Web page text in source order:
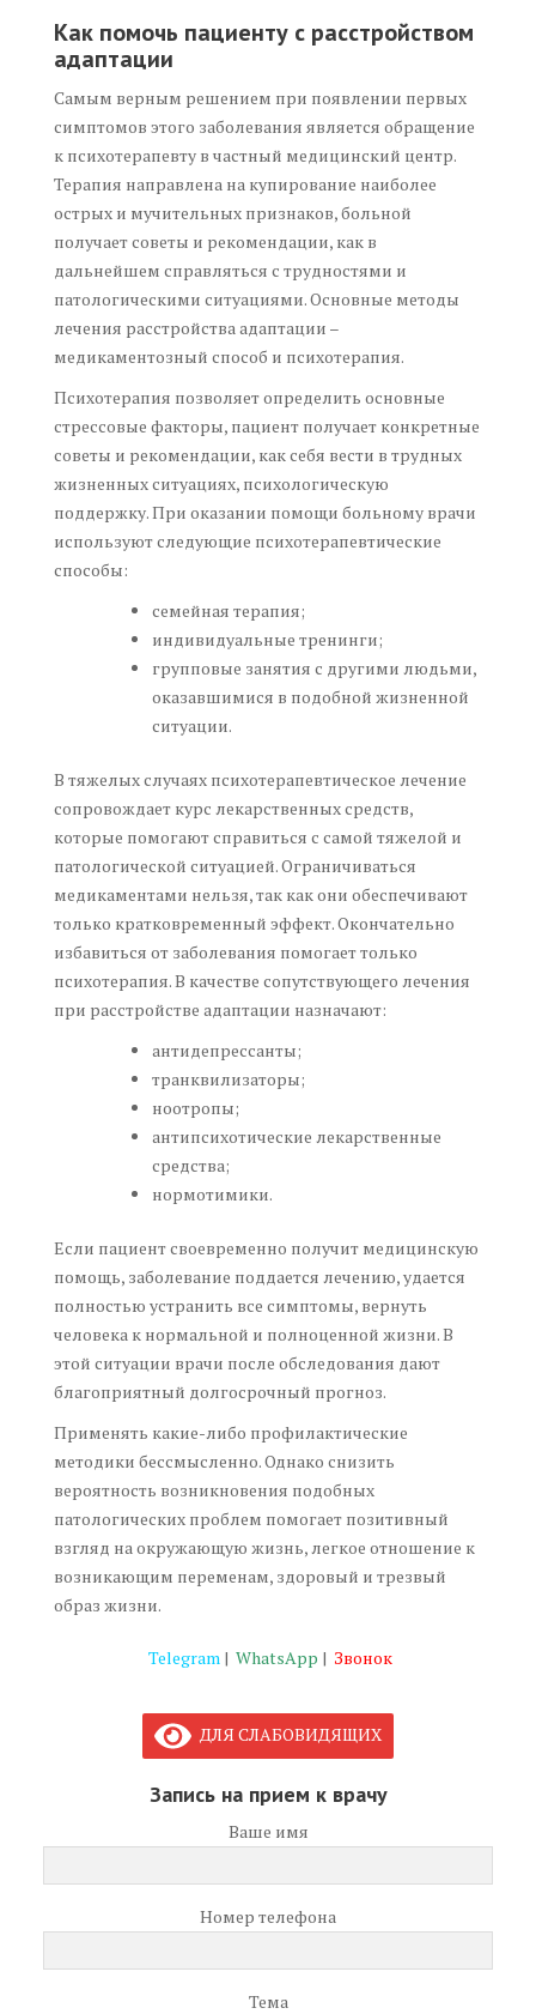
Как помочь пациенту с расстройством
адаптации
Самым верным решением при появлении первых
симптомов этого заболевания является обращение
к психотерапевту в частный медицинский центр.
Терапия направлена на купирование наиболее
острых и мучительных признаков, больной
получает советы и рекомендации, как в
дальнейшем справляться с трудностями и
патологическими ситуациями. Основные методы
лечения расстройства адаптации –
медикаментозный способ и психотерапия.
Психотерапия позволяет определить основные
стрессовые факторы, пациент получает конкретные
советы и рекомендации, как себя вести в трудных
жизненных ситуациях, психологическую
поддержку. При оказании помощи больному врачи
используют следующие психотерапевтические
способы:
семейная терапия;
индивидуальные тренинги;
групповые занятия с другими людьми,
оказавшимися в подобной жизненной
ситуации.
В тяжелых случаях психотерапевтическое лечение
сопровождает курс лекарственных средств,
которые помогают справиться с самой тяжелой и
патологической ситуацией. Ограничиваться
медикаментами нельзя, так как они обеспечивают
только кратковременный эффект. Окончательно
избавиться от заболевания помогает только
психотерапия. В качестве сопутствующего лечения
при расстройстве адаптации назначают:
антидепрессанты;
транквилизаторы;
ноотропы;
антипсихотические лекарственные
средства;
нормотимики.
Если пациент своевременно получит медицинскую
помощь, заболевание поддается лечению, удается
полностью устранить все симптомы, вернуть
человека к нормальной и полноценной жизни. В
этой ситуации врачи после обследования дают
благоприятный долгосрочный прогноз.
Применять какие-либо профилактические
методики бессмысленно. Однако снизить
вероятность возникновения подобных
патологических проблем помогает позитивный
взгляд на окружающую жизнь, легкое отношение к
возникающим переменам, здоровый и трезвый
образ жизни.
Telegram| WhatsApp | Звонок
ДЛЯ СЛАБОВИДЯЩИХ
Запись на прием к врачу
Ваше имя
Номер телефона
Тема